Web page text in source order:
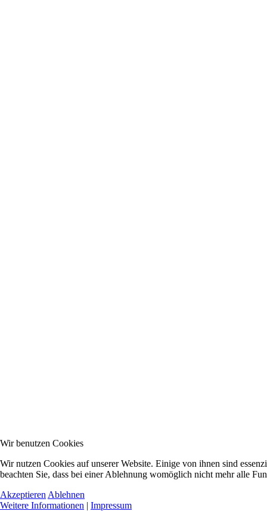
Wir benutzen Cookies
Wir nutzen Cookies auf unserer Website. Einige von ihnen sind
beachten Sie, dass bei einer Ablehnung womöglich nicht mehr alle
Akzeptieren Ablehnen
Weitere Informationen | Impressum